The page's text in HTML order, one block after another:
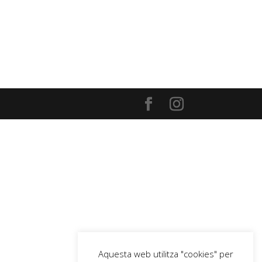
Aquesta web utilitza "cookies" per